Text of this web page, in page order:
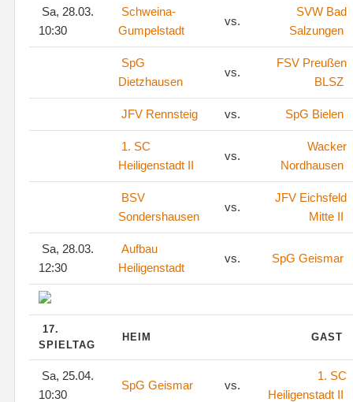
Sa, 28.03.
10:30
Schweina-
Gumpelstadt
vs.
SVW Bad
Salzungen
SpG
Dietzhausen
vs.
FSV Preußen
BLSZ
JFV Rennsteig vs. SpG Bielen
1. SC
Heiligenstadt II
vs.
Wacker
Nordhausen
BSV
Sondershausen
vs.
JFV Eichsfeld
Mitte II
Sa, 28.03.
12:30
Aufbau
Heiligenstadt
vs. SpG Geismar
17.
SPIELTAG
HEIM GAST
Sa, 25.04.
10:30
SpG Geismar vs.
1. SC
Heiligenstadt II